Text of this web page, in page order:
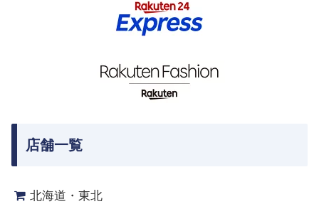
店舗一覧
北海道・東北